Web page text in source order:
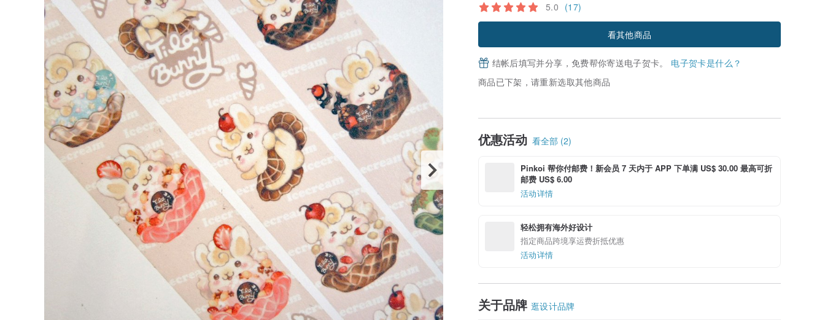
5.0 (17)
看其他商品
结帐后填写并分享，免费帮你寄送电子贺卡。 电子贺卡是什么？
商品已下架，请重新选取其他商品
优惠活动 看全部 (2)
Pinkoi 帮你付邮费！新会员 7 天内于 APP 下单满 US$ 30.00 最高可折
邮费 US$ 6.00
活动详情
轻松拥有海外好设计
指定商品跨境享运费折抵优惠
活动详情
关于品牌 逛设计品牌